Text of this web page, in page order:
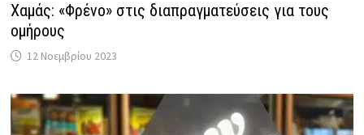
Χαμάς: «Φρένο» στις διαπραγματεύσεις για τους
ομήρους
12 Νοεμβρίου 2023